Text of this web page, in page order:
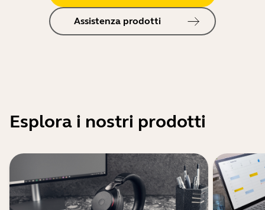
Assistenza prodotti
Esplora i nostri prodotti